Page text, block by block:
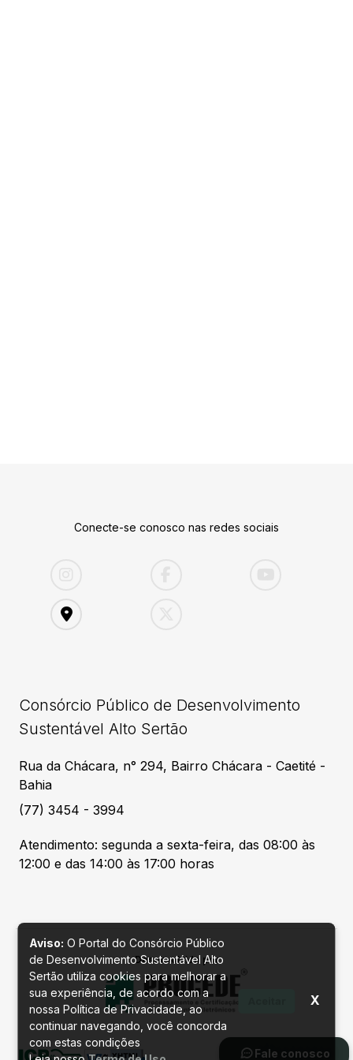
Fale conosco
Conecte-se conosco nas redes sociais
Consórcio Público de Desenvolvimento
Sustentável Alto Sertão
Rua da Chácara, n° 294, Bairro Chácara - Caetité -
Bahia
(77) 3454 - 3994
Atendimento: segunda a sexta-feira, das 08:00 às
12:00 e das 14:00 às 17:00 horas
Desenvolvido por
Aviso: O Portal do Consórcio Público
de Desenvolvimento Sustentável Alto
Sertão utiliza cookies para melhorar a
sua experiência, de acordo com a
nossa Política de Privacidade, ao
continuar navegando, você concorda
com estas condições
X